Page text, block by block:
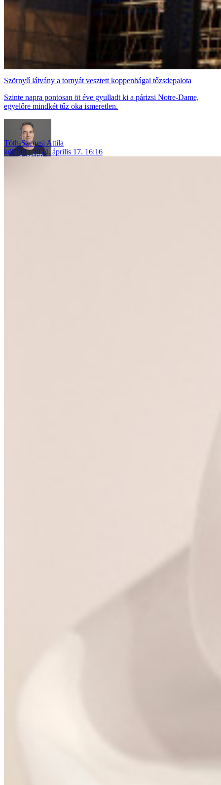
Szörnyű látvány a tornyát vesztett koppenhágai tőzsdepalota
Szinte napra pontosan öt éve gyulladt ki a párizsi Notre-Dame,
egyelőre mindkét tűz oka ismeretlen.
Tóth-Szenesi Attila
külföld
2024. április 17. 16:16